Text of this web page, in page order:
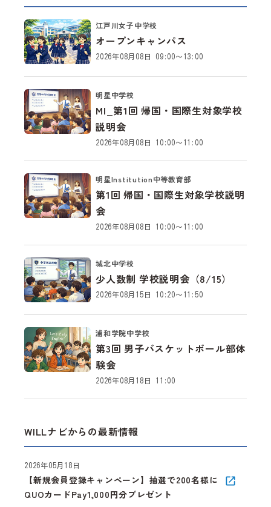
確性は保証いたしかねます。当サイトが要因で発生したい
かなる問題等も、WILLナビ編集部および運営会社は一切
責任を負いかねますので、ご了承の上ご利用いただきます
当サイトのご利用に関する注意事項や免責事項等の詳細
は、利用規約および
い。
オープンキャンパス
江戸川女子中学校
2026年08月08日 09:00～13:00
MI_第1回 帰国・国際生対象学校
説明会
明星中学校
2026年08月08日 10:00～11:00
第1回 帰国・国際生対象学校説明
会
明星Institution中等教育部
2026年08月08日 10:00～11:00
少人数制 学校説明会（8/15）
城北中学校
2026年08月15日 10:20～11:50
第3回 男子バスケットボール部体
験会
浦和学院中学校
2026年08月18日 11:00
WILLナビからの最新情報
【新規会員登録キャンペーン】抽選で200名様に
QUOカードPay1,000円分プレゼント
2026年05月18日